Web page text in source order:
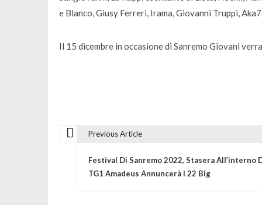
e Blanco, Giusy Ferreri, Irama, Giovanni Truppi,
Il 15 dicembre in occasione di Sanremo Giovani
Previous Article
Festival Di Sanremo 2022, Stasera All’interno
TG1 Amadeus Annuncerà I 22 Big